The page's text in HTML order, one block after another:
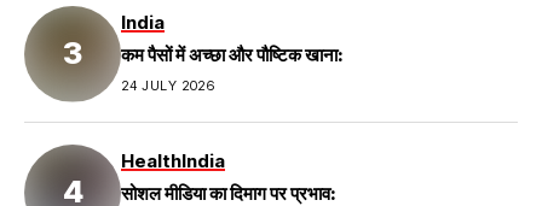
India
कम पैसों में अच्छा और पौष्टिक खाना:
24 JULY 2026
HealthIndia
सोशल मीडिया का दिमाग पर प्रभाव: